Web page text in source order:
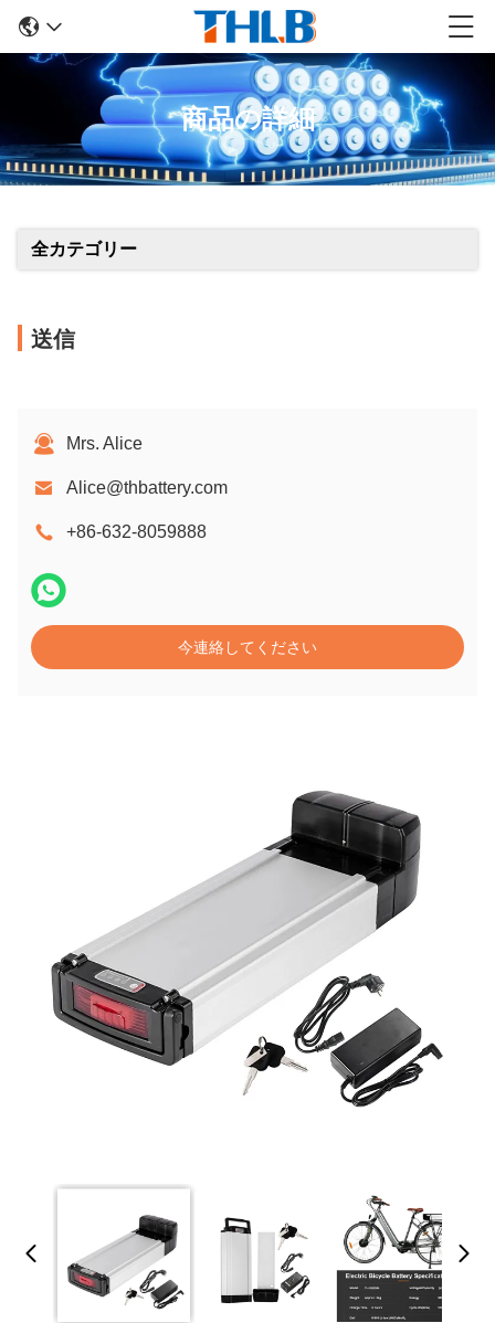
商品の詳細
全カテゴリー
送信
Mrs. Alice
Alice@thbattery.com
+86-632-8059888
今連絡してください